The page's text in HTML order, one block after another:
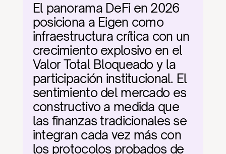
El panorama DeFi en 2026
posiciona a Eigen como
infraestructura crítica con un
crecimiento explosivo en el
Valor Total Bloqueado y la
participación institucional. El
sentimiento del mercado es
constructivo a medida que
las finanzas tradicionales se
integran cada vez más con
los protocolos probados de